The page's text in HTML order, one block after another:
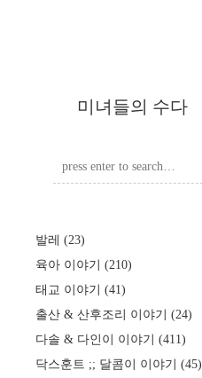
미녀들의 수다
발레 (23)
육아 이야기 (210)
태교 이야기 (41)
출산 & 산후조리 이야기 (24)
다솔 & 다인이 이야기 (411)
닥스훈트 ;; 달콤이 이야기 (45)